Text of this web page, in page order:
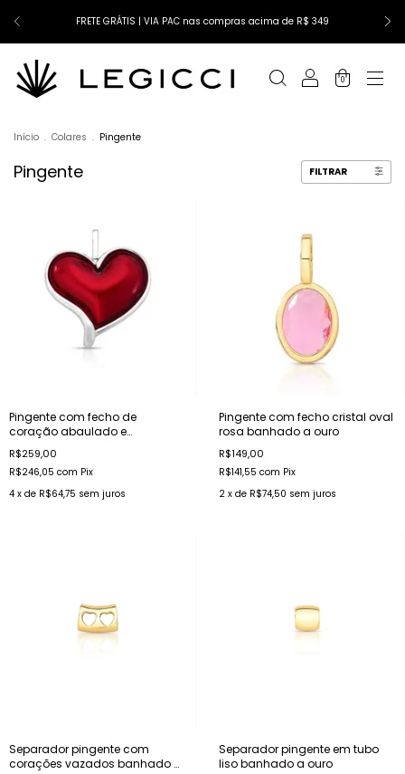
FRETE GRÁTIS | VIA PAC nas compras acima de R$ 349
0
Início . Colares . Pingente
Pingente FILTRAR
Pingente com fecho de
coração abaulado e
esmaltado vermelho banhado
a ródio
R$259,00
R$246,05 com Pix
4 x de R$64,75 sem juros
Pingente com fecho cristal oval
rosa banhado a ouro
R$149,00
R$141,55 com Pix
2 x de R$74,50 sem juros
Separador pingente com
corações vazados banhado a
Separador pingente em tubo
liso banhado a ouro